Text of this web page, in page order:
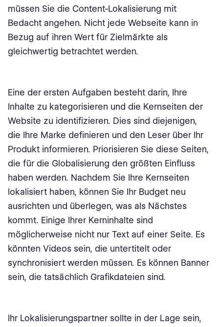
müssen Sie die Content-Lokalisierung mit
Bedacht angehen. Nicht jede Webseite kann in
Bezug auf ihren Wert für Zielmärkte als
gleichwertig betrachtet werden.
Eine der ersten Aufgaben besteht darin, Ihre
Inhalte zu kategorisieren und die Kernseiten der
Website zu identifizieren. Dies sind diejenigen,
die Ihre Marke definieren und den Leser über Ihr
Produkt informieren. Priorisieren Sie diese Seiten,
die für die Globalisierung den größten Einfluss
haben werden. Nachdem Sie Ihre Kernseiten
lokalisiert haben, können Sie Ihr Budget neu
ausrichten und überlegen, was als Nächstes
kommt. Einige Ihrer Kerninhalte sind
möglicherweise nicht nur Text auf einer Seite. Es
könnten Videos sein, die untertitelt oder
synchronisiert werden müssen. Es können Banner
sein, die tatsächlich Grafikdateien sind.
Ihr Lokalisierungspartner sollte in der Lage sein,